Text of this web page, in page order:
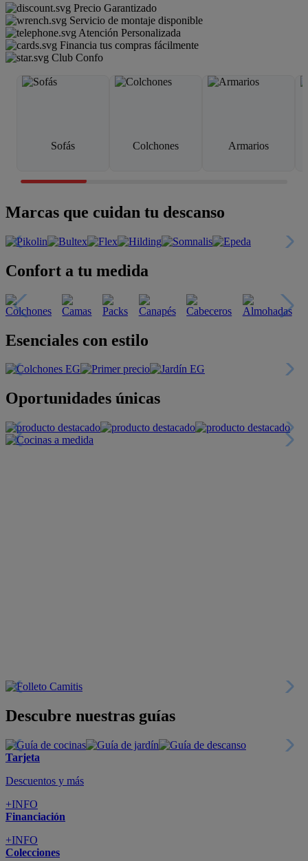
Precio Garantizado
Servicio de montaje disponible
Atención Personalizada
Financia tus compras fácilmente
Club Confo
Sofás Colchones Armarios
Marcas que cuidan tu descanso
Confort a tu medida
Esenciales con estilo
Oportunidades únicas
Descubre nuestras guías
Tarjeta
Descuentos y más
+INFO
Financiación
+INFO
Colecciones